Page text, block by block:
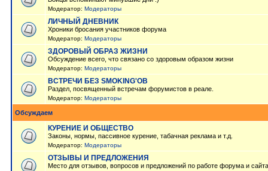
Модератор: Модераторы
ЛИЧНЫЙ ДНЕВНИК
Хроники бросания участников форума
Модератор: Модераторы
ЗДОРОВЫЙ ОБРАЗ ЖИЗНИ
Обсуждение всего, что связано со здоровым образом жизни
Модератор: Модераторы
ВСТРЕЧИ БЕЗ SMOKING'OB
Раздел, посвященный встречам форумистов в реале.
Модератор: Модераторы
Обсуждаем
КУРЕНИЕ И ОБЩЕСТВО
Законы, нормы, пассивное курение, табачная реклама и т.д.
Модератор: Модераторы
ОТЗЫВЫ И ПРЕДЛОЖЕНИЯ
Место для отзывов, вопросов и предложений по работе форума и сайта